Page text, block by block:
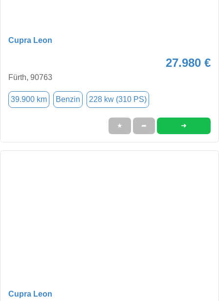
Cupra Leon
27.980 €
Fürth, 90763
39.900 km Benzin 228 kw (310 PS)
★ ➦ ➜
Cupra Leon